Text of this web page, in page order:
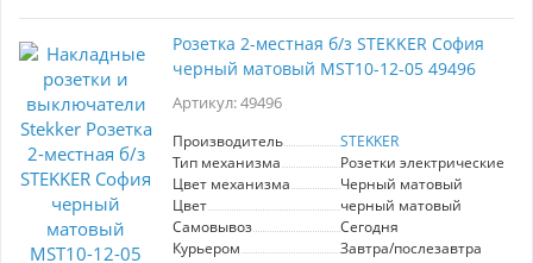
условиях, офисах и общественных местах, где
требуется надежное подключение телевизора
или другого аудиовизуального оборудования.
Стильный черный матовый цвет гармонично
современный вид. Выберите STEKKER для
подключения.
Розетка 2-местная б/з STEKKER София
черный матовый MST10-12-05 49496
Артикул: 49496
Производитель
STEKKER
Тип механизма
Розетки электрические
Цвет механизма
Черный матовый
Цвет
черный матовый
Самовывоз
Сегодня
Курьером
Завтра/послезавтра